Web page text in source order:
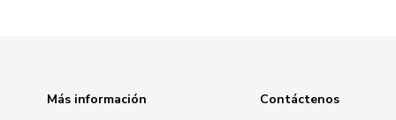
Más información
Contáctenos